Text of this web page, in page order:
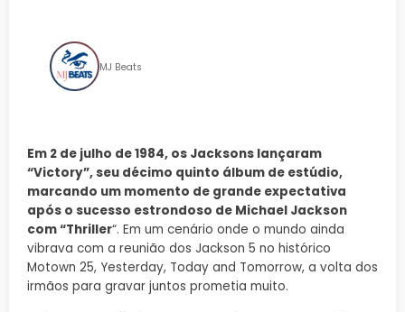
MJ Beats
Em 2 de julho de 1984, os Jacksons lançaram
“Victory”, seu décimo quinto álbum de estúdio,
marcando um momento de grande expectativa
após o sucesso estrondoso de Michael Jackson
com “Thriller“. Em um cenário onde o mundo ainda
vibrava com a reunião dos Jackson 5 no histórico
Motown 25, Yesterday, Today and Tomorrow, a volta dos
irmãos para gravar juntos prometia muito.